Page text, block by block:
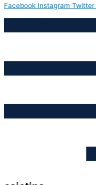
Facebook Instagram Twitter